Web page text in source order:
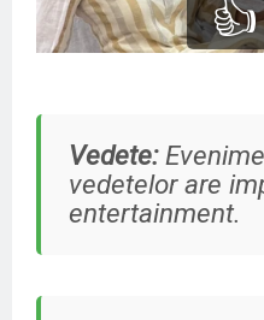
👍
Vedete:
vedetelor are
entertainment.